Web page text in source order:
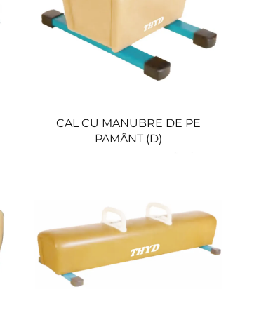
CAL CU MANUBRE DE PE
PAMÂNT (D)